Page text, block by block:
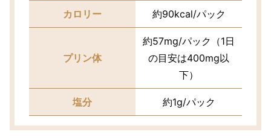
カロリー 約90kcal/パック
プリン体
約57mg/パック（1日
の目安は400mg以
下）
塩分 約1g/パック